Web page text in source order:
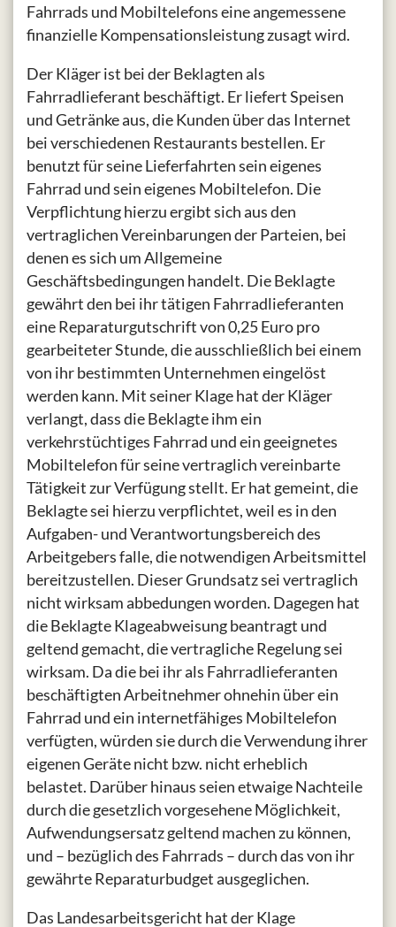
Fahrrads und Mobiltelefons eine angemessene
finanzielle Kompensationsleistung zusagt wird.
Der Kläger ist bei der Beklagten als
Fahrradlieferant beschäftigt. Er liefert Speisen
und Getränke aus, die Kunden über das Internet
bei verschiedenen Restaurants bestellen. Er
benutzt für seine Lieferfahrten sein eigenes
Fahrrad und sein eigenes Mobiltelefon. Die
Verpflichtung hierzu ergibt sich aus den
vertraglichen Vereinbarungen der Parteien, bei
denen es sich um Allgemeine
Geschäftsbedingungen handelt. Die Beklagte
gewährt den bei ihr tätigen Fahrradlieferanten
eine Reparaturgutschrift von 0,25 Euro pro
gearbeiteter Stunde, die ausschließlich bei einem
von ihr bestimmten Unternehmen eingelöst
werden kann. Mit seiner Klage hat der Kläger
verlangt, dass die Beklagte ihm ein
verkehrstüchtiges Fahrrad und ein geeignetes
Mobiltelefon für seine vertraglich vereinbarte
Tätigkeit zur Verfügung stellt. Er hat gemeint, die
Beklagte sei hierzu verpflichtet, weil es in den
Aufgaben- und Verantwortungsbereich des
Arbeitgebers falle, die notwendigen Arbeitsmittel
bereitzustellen. Dieser Grundsatz sei vertraglich
nicht wirksam abbedungen worden. Dagegen hat
die Beklagte Klageabweisung beantragt und
geltend gemacht, die vertragliche Regelung sei
wirksam. Da die bei ihr als Fahrradlieferanten
beschäftigten Arbeitnehmer ohnehin über ein
Fahrrad und ein internetfähiges Mobiltelefon
verfügten, würden sie durch die Verwendung ihrer
eigenen Geräte nicht bzw. nicht erheblich
belastet. Darüber hinaus seien etwaige Nachteile
durch die gesetzlich vorgesehene Möglichkeit,
Aufwendungsersatz geltend machen zu können,
und – bezüglich des Fahrrads – durch das von ihr
gewährte Reparaturbudget ausgeglichen.
Das Landesarbeitsgericht hat der Klage